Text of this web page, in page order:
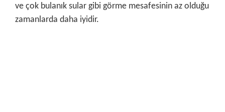
ve çok bulanık sular gibi görme mesafesinin az olduğu
zamanlarda daha iyidir.